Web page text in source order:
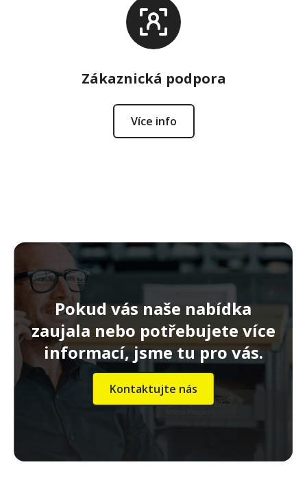
Zákaznická podpora
Více info
Pokud vás naše nabídka
zaujala nebo potřebujete více
informací, jsme tu pro vás.
Kontaktujte nás